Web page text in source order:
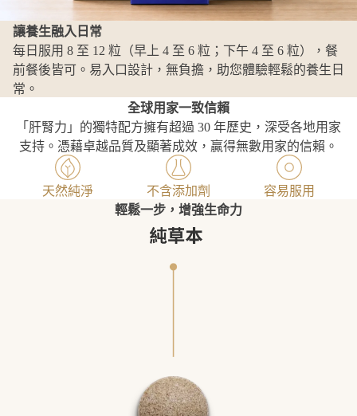
讓養生融入日常
每日服用 8 至 12 粒（早上 4 至 6 粒；下午 4 至 6 粒），餐
前餐後皆可。易入口設計，無負擔，助您體驗輕鬆的養生日
常。
全球用家一致信賴
「肝腎力」的獨特配方擁有超過 30 年歷史，深受各地用家
支持。憑藉卓越品質及顯著成效，贏得無數用家的信賴。
天然純淨 不含添加劑
容易服用
輕鬆一步，增強生命力